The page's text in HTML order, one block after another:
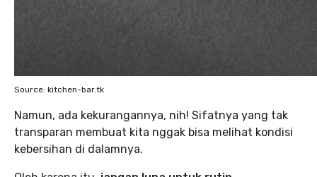
Source: kitchen-bar.tk
Namun, ada kekurangannya, nih! Sifatnya yang tak
transparan membuat kita nggak bisa melihat kondisi
kebersihan di dalamnya.